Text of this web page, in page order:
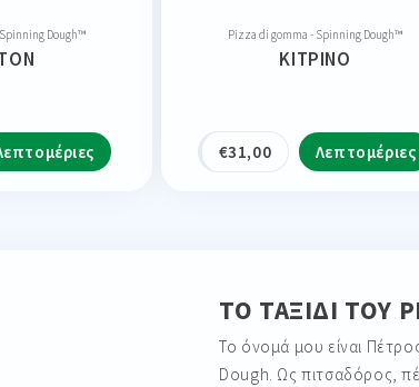
Dough™ Pizza di gomma - Spinning Dough™
ΚΊΤΡΙΝΟ
€31,00 Λεπτομέριες
ΤΟ ΤΑΞΊΔΙ ΤΟΥ
Το όνομά μου είναι
Dough. Ως πιτσαδόρος,